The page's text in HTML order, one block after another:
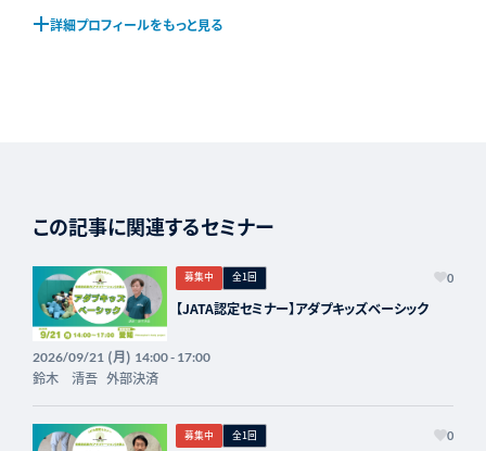
詳細プロフィールをもっと見る
この記事に関連するセミナー
募集中 全1回 0
【JATA認定セミナー】アダプキッズベーシック
2026/09/21(月) 14:00 - 17:00
鈴木 清吾 外部決済
募集中 全1回 0